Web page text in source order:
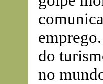
do
no